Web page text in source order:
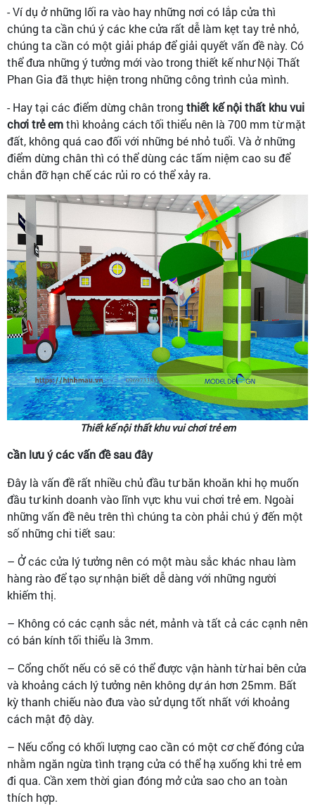
- Ví dụ ở những lối ra vào hay những nơi có lắp cửa thì
chúng ta cần chú ý các khe cửa rất dễ làm kẹt tay trẻ nhỏ,
chúng ta cần có một giải pháp để giải quyết vấn đề này. Có
thể đưa những ý tưởng mới vào trong thiết kế như Nội Thất
Phan Gia đã thực hiện trong những công trình của mình.
- Hay tại các điểm dừng chân trong thiết kế nội thất khu vui
chơi trẻ emthì khoảng cách tối thiểu nên là 700 mm từ mặt
đất, không quá cao đối với những bé nhỏ tuổi. Và ở những
điểm dừng chân thì có thể dùng các tấm niệm cao su để
chắn đỡ hạn chế các rủi ro có thể xảy ra.
Thiết kế nội thất khu vui chơi trẻ em
cần lưu ý các vấn đề sau đây
Đây là vấn đề rất nhiều chủ đầu tư băn khoăn khi họ muốn
đầu tư kinh doanh vào lĩnh vực khu vui chơi trẻ em. Ngoài
những vấn đề nêu trên thì chúng ta còn phải chú ý đến một
số những chi tiết sau:
– Ở các cửa lý tưởng nên có một màu sắc khác nhau làm
hàng rào để tạo sự nhận biết dễ dàng với những người
khiếm thị.
– Không có các cạnh sắc nét, mảnh và tất cả các cạnh nên
có bán kính tối thiểu là 3mm.
– Cổng chốt nếu có sẽ có thể được vận hành từ hai bên cửa
và khoảng cách lý tưởng nên không dự án hơn 25mm. Bất
kỳ thanh chiếu nào đưa vào sử dụng tốt nhất với khoảng
cách mật độ dày.
– Nếu cổng có khối lượng cao cần có một cơ chế đóng cửa
nhằm ngăn ngừa tình trạng cửa có thể hạ xuống khi trẻ em
đi qua. Cần xem thời gian đóng mở cửa sao cho an toàn
thích hợp.